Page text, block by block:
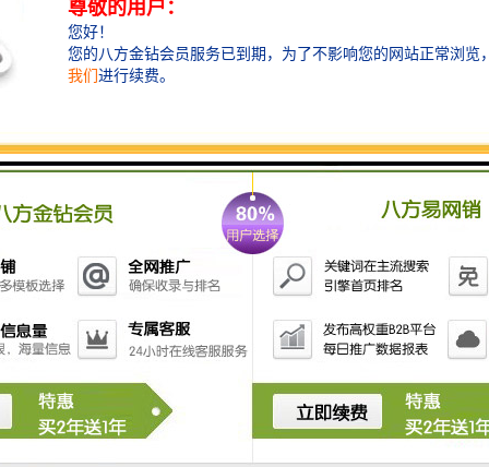
外运）。
4、该一体化污水处理设备的除臭方式除采用常规高
备故障报警系统，运行可靠，平时一般不需要专人管
理，只需适时地对设备进行维护和保养。
6.设备所有管道采用PVC管或不锈钢管，管道间连
接用PVC粘结剂粘结或不锈钢焊接，填料采用悬浮型生
物填料作生物载体，生物量大、易挂膜、不结球、不堵